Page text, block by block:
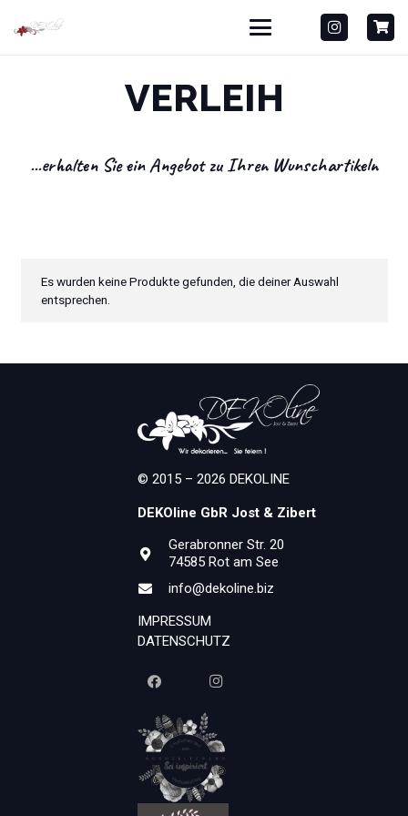
VERLEIH
...erhalten Sie ein Angebot zu Ihren Wunschartikeln
Es wurden keine Produkte gefunden, die deiner Auswahl
entsprechen.
© 2015 – 2026 DEKOLINE
DEKOline GbR Jost & Zibert
Gerabronner Str. 20
74585 Rot am See
info@dekoline.biz
IMPRESSUM
DATENSCHUTZ